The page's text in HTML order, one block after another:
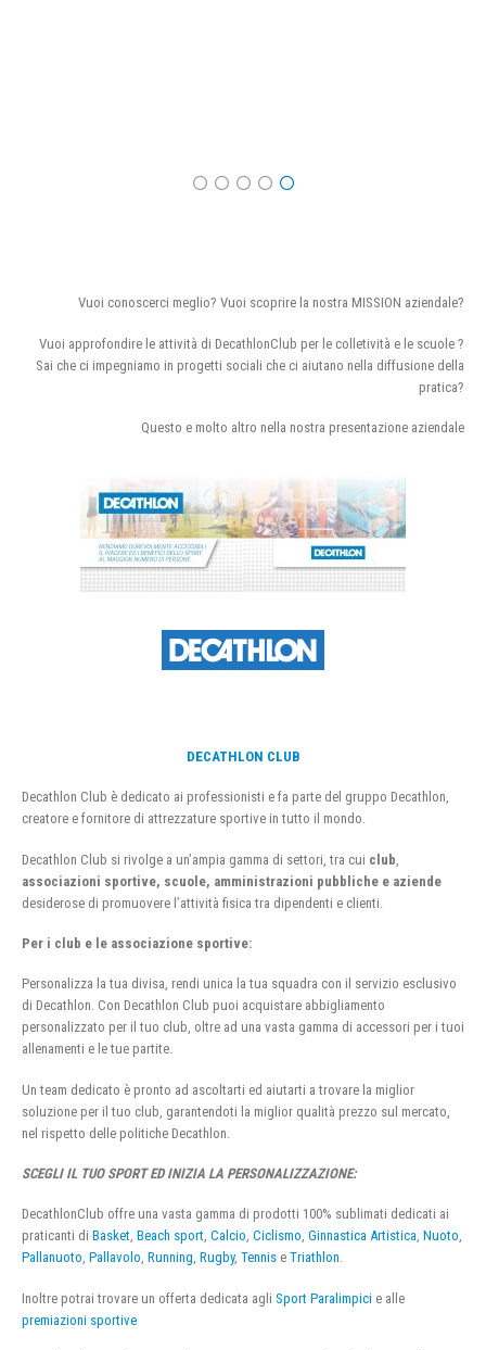
Vuoi conoscerci meglio? Vuoi scoprire la nostra MISSION aziendale?
Vuoi approfondire le attività di DecathlonClub per le colletività e le scuole ?
Sai che ci impegniamo in progetti sociali che ci aiutano nella diffusione della
pratica?
Questo e molto altro nella nostra presentazione aziendale
DECATHLON CLUB
Decathlon Club è dedicato ai professionisti e fa parte del gruppo Decathlon,
creatore e fornitore di attrezzature sportive in tutto il mondo.
Decathlon Club si rivolge a un’ampia gamma di settori, tra cui club
associazioni sportive, scuole, amministrazioni pubbliche e aziende
desiderose di promuovere l’attività fisica tra dipendenti e clienti.
Per i club e le associazione sportive:
Personalizza la tua divisa, rendi unica la tua squadra con il servizio esclusivo
di Decathlon. Con Decathlon Club puoi acquistare abbigliamento
personalizzato per il tuo club, oltre ad una vasta gamma di accessori per i tuoi
allenamenti e le tue partite.
Un team dedicato è pronto ad ascoltarti ed aiutarti a trovare la miglior
soluzione per il tuo club, garantendoti la miglior qualità prezzo sul mercato,
nel rispetto delle politiche Decathlon.
SCEGLI IL TUO SPORT ED INIZIA LA PERSONALIZZAZIONE:
DecathlonClub offre una vasta gamma di prodotti 100% sublimati dedicati ai
praticanti di Basket, Beach sport, Calcio, Ciclismo, Ginnastica Artistica, Nuoto,
Pallanuoto, Pallavolo, Running, Rugby, Tennis e Triathlon.
Inoltre potrai trovare un offerta dedicata agli Sport Paralimpici e alle
premiazioni sportive